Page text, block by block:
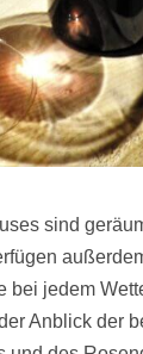
sind
bei jedem
Anblick der